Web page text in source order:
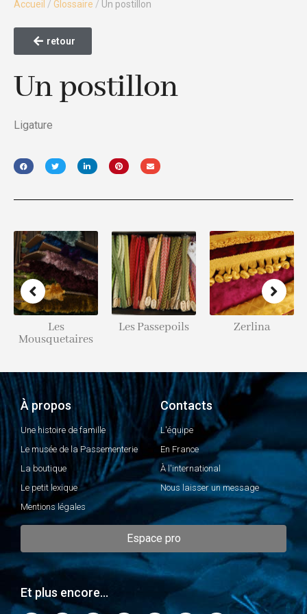
Accueil / Glossaire / Un postillon
retour
Un postillon
Ligature
Les
Mousquetaires
Les Passepoils Zerlina
À propos
Une histoire de famille
Le musée de la Passementerie
La boutique
Le petit lexique
Mentions légales
Contacts
L'équipe
En France
À l'international
Nous laisser un message
Espace pro
Et plus encore...